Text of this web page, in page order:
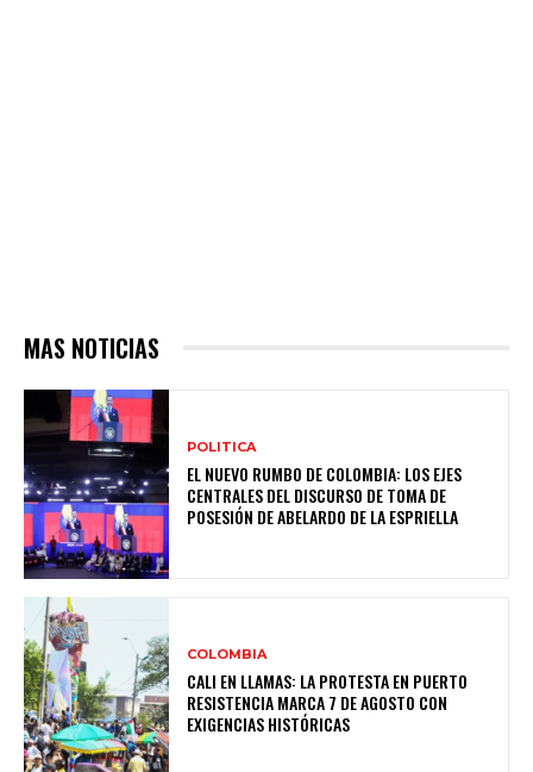
MAS NOTICIAS
POLITICA
EL NUEVO RUMBO DE COLOMBIA: LOS EJES
CENTRALES DEL DISCURSO DE TOMA DE
POSESIÓN DE ABELARDO DE LA ESPRIELLA
COLOMBIA
CALI EN LLAMAS: LA PROTESTA EN PUERTO
RESISTENCIA MARCA 7 DE AGOSTO CON
EXIGENCIAS HISTÓRICAS